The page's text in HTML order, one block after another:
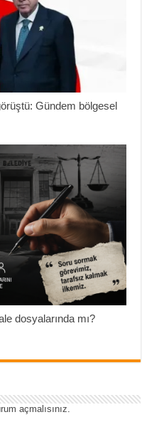
Gündem bölgesel
dosyalarında mı?
açmalısınız